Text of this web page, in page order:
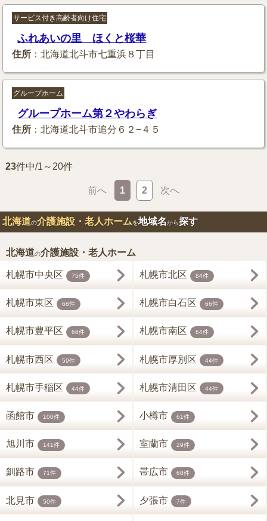
サービス付き高齢者向け住宅
ふれあいの里 ほくと桜華
住所 ：北海道北斗市七重浜８丁目
グループホーム
グループホーム第２やわらぎ
住所 ：北海道北斗市追分６２−４５
23件中/1～20件
前へ 1 2 次へ
北海道の介護施設・老人ホームを地域名から探す
北海道の介護施設・老人ホーム
札幌市中央区 75件 札幌市北区 84件
札幌市東区 68件 札幌市白石区 66件
札幌市豊平区 66件 札幌市南区 64件
札幌市西区 59件 札幌市厚別区 44件
札幌市手稲区 44件 札幌市清田区 44件
函館市 100件 小樽市 61件
旭川市 141件 室蘭市 29件
釧路市 71件 帯広市 68件
北見市 50件 夕張市 7件